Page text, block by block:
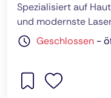
Spezialisiert auf
und modernste
Geschlossen -